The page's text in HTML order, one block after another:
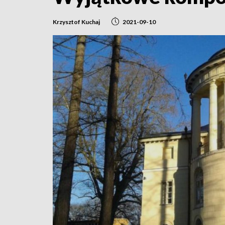
Krzysztof Kuchaj 2021-09-10